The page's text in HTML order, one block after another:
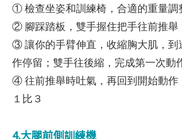
① 檢查坐姿和訓練椅，合適的重量調
② 腳踩踏板，雙手握住把手往前推舉
③ 讓你的手臂伸直，收縮胸大肌，到
作停留；雙手往後縮，完成第一次動
④ 往前推舉時吐氣，再回到開始動作
１比３
4.大腿前側訓練機